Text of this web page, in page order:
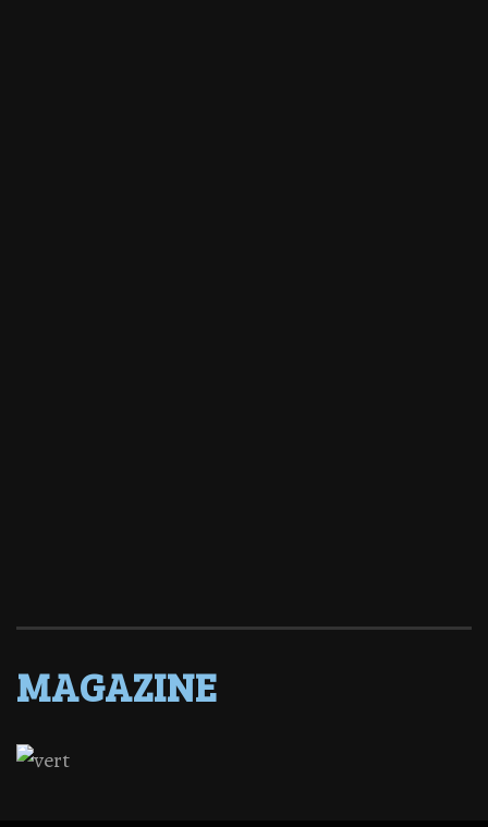
MAGAZINE